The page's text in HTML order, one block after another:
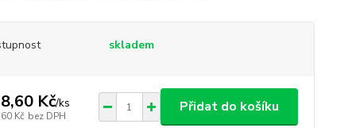
skladem
Kč/ks
Kč bez DPH
Přidat do košíku